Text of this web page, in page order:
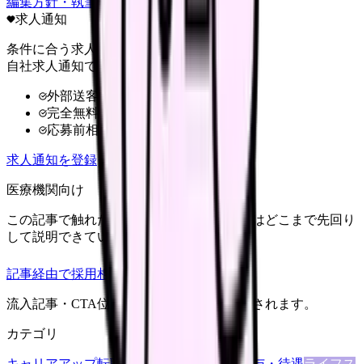
求人通知
条件に合う求人だけ
自社求人通知で受け取る
外部送客なし
完全無料
応募前相談OK
求人通知を登録
医療機関向け
この記事で触れた不安を、自院の求人票ではどこまで先回り
して説明できていますか？
記事経由で採用相談
流入記事・CTA位置つきで管理画面に記録されます。
カテゴリ